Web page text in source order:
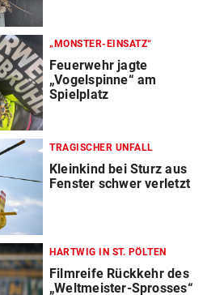
„MONSTER-EINSATZ“
Feuerwehr jagte
„Vogelspinne“ am
Spielplatz
TRAGISCHER UNFALL
Kleinkind bei Sturz aus
Fenster schwer verletzt
HARTWIG IN ST. PÖLTEN
Filmreife Rückkehr des
„Weltmeister-Sprosses“